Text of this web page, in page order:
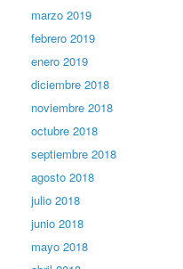
marzo 2019
febrero 2019
enero 2019
diciembre 2018
noviembre 2018
octubre 2018
septiembre 2018
agosto 2018
julio 2018
junio 2018
mayo 2018